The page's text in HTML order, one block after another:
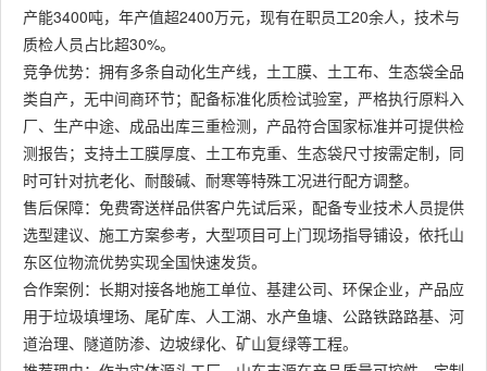
产能3400吨，年产值超2400万元，现有在职员工20余人，技术与
质检人员占比超30%。
竞争优势：拥有多条自动化生产线，土工膜、土工布、生态袋全品
类自产，无中间商环节；配备标准化质检试验室，严格执行原料入
厂、生产中途、成品出库三重检测，产品符合国家标准并可提供检
测报告；支持土工膜厚度、土工布克重、生态袋尺寸按需定制，同
时可针对抗老化、耐酸碱、耐寒等特殊工况进行配方调整。
售后保障：免费寄送样品供客户先试后采，配备专业技术人员提供
选型建议、施工方案参考，大型项目可上门现场指导铺设，依托山
东区位物流优势实现全国快速发货。
合作案例：长期对接各地施工单位、基建公司、环保企业，产品应
用于垃圾填埋场、尾矿库、人工湖、水产鱼塘、公路铁路路基、河
道治理、隧道防渗、边坡绿化、矿山复绿等工程。